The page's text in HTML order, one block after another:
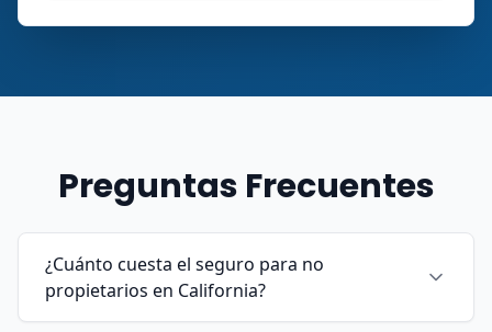
Preguntas Frecuentes
¿Cuánto cuesta el seguro para no
propietarios en California?